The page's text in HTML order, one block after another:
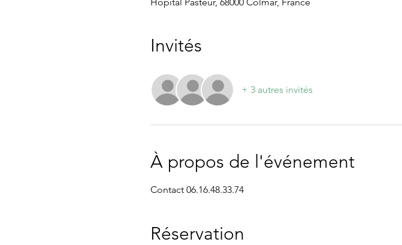
Invités
+ 3 autres invités
À propos de l'événement
Contact 06.16.48.33.74
Réservation